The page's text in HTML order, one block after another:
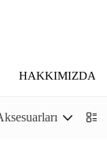
HAKKIMIZDA